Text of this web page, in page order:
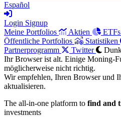
Español
Login Signup
Meine Portfolios
Aktien
Öffentliche Portfolios
Statistiken
Partnerprogramm
Twitter
Ihr Browser ist alt. Einige Moning-
möglicherweise nicht richtig.
Wir empfehlen, Ihren Browser und
aktualisieren.
The all-in-one platform to find and
investments